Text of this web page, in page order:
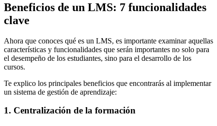
Beneficios de un LMS: 7 funcionalidades
clave
Ahora que conoces qué es un LMS, es importante examinar aquellas
características y funcionalidades que serán importantes no solo para
el desempeño de los estudiantes, sino para el desarrollo de los
cursos.
Te explico los principales beneficios que encontrarás al implementar
un sistema de gestión de aprendizaje:
1. Centralización de la formación